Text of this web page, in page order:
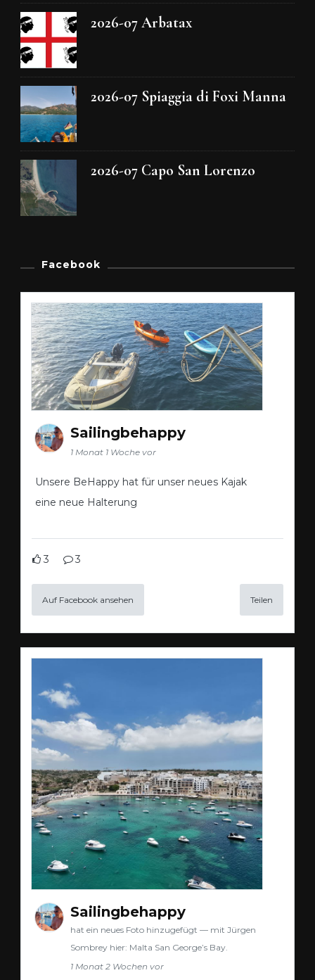
2026-07 Arbatax
2026-07 Spiaggia di Foxi Manna
2026-07 Capo San Lorenzo
Facebook
Sailingbehappy
1 Monat 1 Woche vor
Unsere BeHappy hat für unser neues Kajak
eine neue Halterung
3 3
Auf Facebook ansehen Teilen
Sailingbehappy
hat ein neues Foto hinzugefügt — mit Jürgen
Sombrey hier: Malta San George’s Bay.
1 Monat 2 Wochen vor